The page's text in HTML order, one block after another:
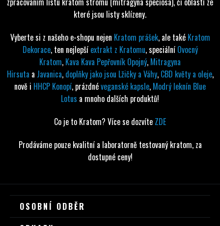
které jsou listy sklízeny.
Vyberte si z našeho e-shopu nejen Kratom prášek, ale také Kratom
Dekorace, ten nejlepší extrakt z Kratomu, speciální Ovocný
Kratom, Kava Kava Pepřovník Opojný, Mitragyna
Hirsuta a Javanica, doplňky jako jsou Lžičky a Váhy, CBD květy a oleje,
nově i HHCP Konopí, prázdnéveganské kapsle, Modrý leknín Blue
Lotus a mnoho dalších produktů!
Co je to Kratom? Více se dozvíte ZDE
Prodáváme pouze kvalitní a laboratorně testovaný kratom, za
dostupné ceny!
OSOBNÍ ODBĚR